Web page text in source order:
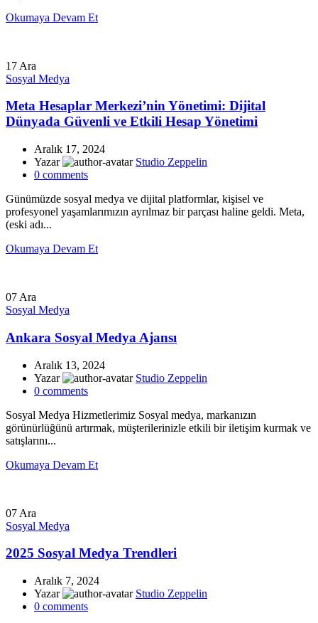
Okumaya Devam Et
17 Ara
Sosyal Medya
Meta Hesaplar Merkezi’nin Yönetimi: Dijital
Dünyada Güvenli ve Etkili Hesap Yönetimi
Aralık 17, 2024
Yazar
Studio Zeppelin
0 comments
Günümüzde sosyal medya ve dijital platformlar, kişisel ve
profesyonel yaşamlarımızın ayrılmaz bir parçası haline geldi. Meta,
(eski adı...
Okumaya Devam Et
07 Ara
Sosyal Medya
Ankara Sosyal Medya Ajansı
Aralık 13, 2024
Yazar
Studio Zeppelin
0 comments
Sosyal Medya Hizmetlerimiz Sosyal medya, markanızın
görünürlüğünü artırmak, müşterilerinizle etkili bir iletişim kurmak ve
satışlarını...
Okumaya Devam Et
07 Ara
Sosyal Medya
2025 Sosyal Medya Trendleri
Aralık 7, 2024
Yazar
Studio Zeppelin
0 comments